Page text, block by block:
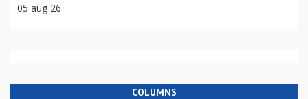
05 aug 26
COLUMNS